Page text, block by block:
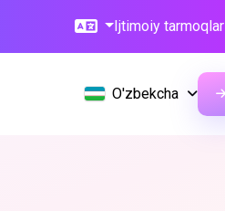
Ijtimoiy tarmoqlar
O'zbekcha